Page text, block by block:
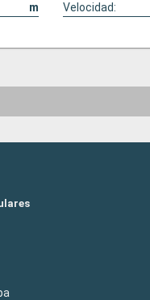
m Velocidad: